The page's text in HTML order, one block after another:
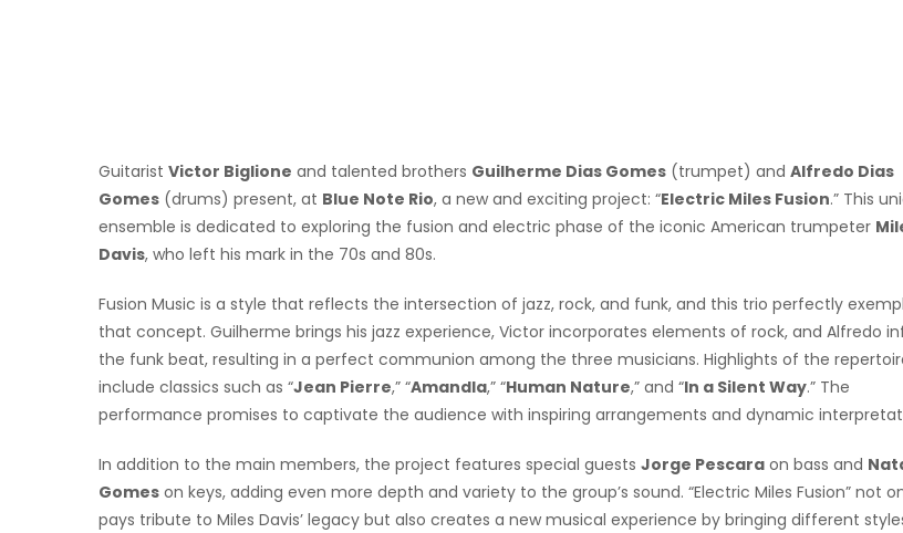
Guitarist Victor Biglione and talented brothers Guilherme Dias Gomes (trumpet) and Alfredo Dias
Gomes (drums) present, at Blue Note Rio, a new and exciting project: “Electric Miles Fusion.” This
ensemble is dedicated to exploring the fusion and electric phase of the iconic American trumpeter
Davis, who left his mark in the 70s and 80s.
Fusion Music is a style that reflects the intersection of jazz, rock, and funk, and this trio perfectly
that concept. Guilherme brings his jazz experience, Victor incorporates elements of rock, and Alfredo
the funk beat, resulting in a perfect communion among the three musicians. Highlights of the
include classics such as “Jean Pierre,” “Amandla,” “Human Nature,” and “In a Silent Way.” The
performance promises to captivate the audience with inspiring arrangements and dynamic
In addition to the main members, the project features special guests Jorge Pescara on bass and
Gomes on keys, adding even more depth and variety to the group’s sound. “Electric Miles Fusion” not
pays tribute to Miles Davis’ legacy but also creates a new musical experience by bringing different